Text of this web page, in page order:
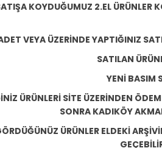
KOYDUĞUMUZ 2.EL ÜRÜNLER
VEYA ÜZERİNDE YAPTIĞINIZ
SATILAN
YENİ BASIM
ÜRÜNLERİ SİTE ÜZERİNDEN
SONRA KADIKÖY
ÜRÜNLER ELDEKİ